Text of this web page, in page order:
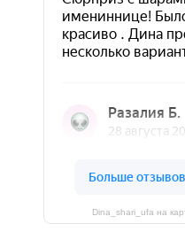
Dina_shari_ufa на